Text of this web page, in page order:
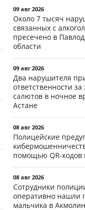
09 авг 2026
Около 7 тысяч
связанных с
пресечено в
области
09 авг 2026
Два нарушителя
ответственности за
салютов в ночное
Астане
08 авг 2026
Полицейские
помощью QR-кодов
08 авг 2026
Сотрудники
оперативно нашли
мальчика в